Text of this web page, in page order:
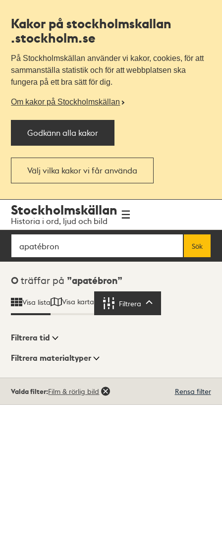
Kakor på stockholmskallan
.stockholm.se
På Stockholmskällan använder vi kakor, cookies, för att
sammanställa statistik och för att webbplatsen ska
fungera på ett bra sätt för dig.
Om kakor på Stockholmskällan
Godkänn alla kakor
Välj vilka kakor vi får använda
navigationen
huvudinnehållet
Stockholmskällan
Historia i ord, ljud och bild
Sök
Sök
Sökresultat
0 träffar på apatébron
Visa lista Visa karta Filtrera
Visningsläge
Filtrera tid
Filtrera materialtyper
träffar
Valda filter:Film & rörlig bild Rensa filter